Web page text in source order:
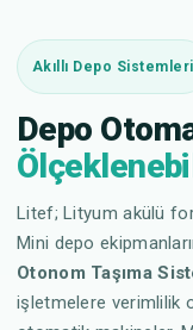
Akıllı Depo Sistemleri
Depo
Litef; Lityum akülü
Mini depo
Otonom Taşıma
işletmelere verimlilik